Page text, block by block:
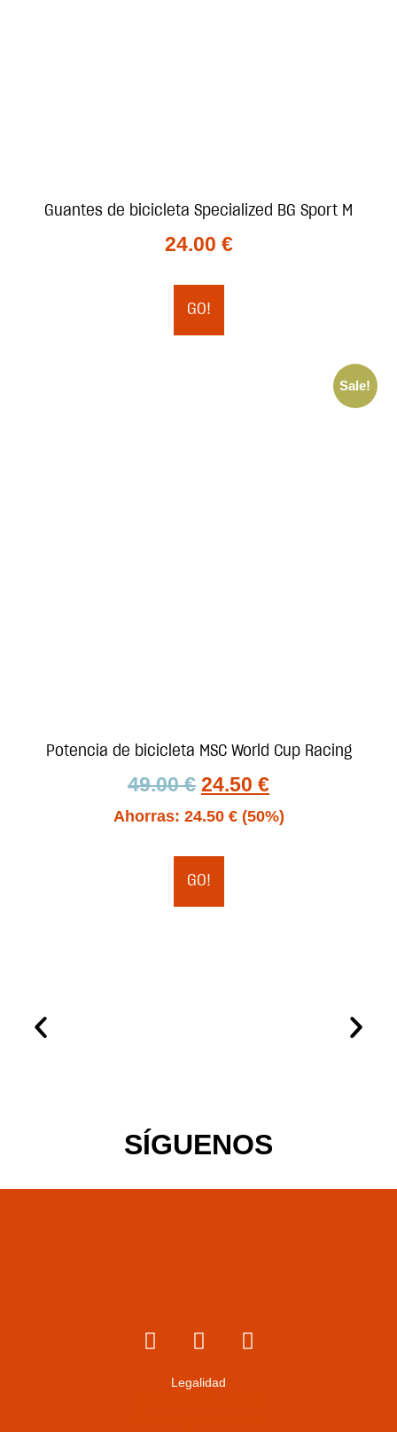
Guantes de bicicleta Specialized BG Sport M
24.00 €
GO!
Sale!
Potencia de bicicleta MSC World Cup Racing
49.00€ 24.50 €
Ahorras: 24.50 € (50%)
GO!
SÍGUENOS
Legalidad